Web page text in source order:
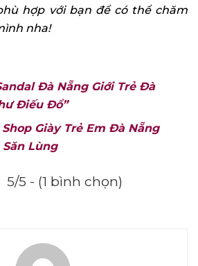
hợp với bạn để có thể chăm
nha!
Đà Nẵng Giới Trẻ Đà
Điếu Đổ”
Shop Giày Trẻ Em Đà Nẵng
Lùng
5/5 - (1 bình chọn)